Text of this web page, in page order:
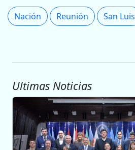
Nación Reunión San Luis
Ultimas Noticias